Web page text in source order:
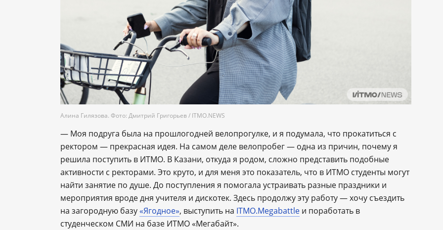
Алина Гилязова. Фото: Дмитрий Григорьев / ITMO.NEWS
— Моя подруга была на прошлогодней велопрогулке, и я подумала, что прокатиться с
ректором — прекрасная идея. На самом деле велопробег — одна из причин, почему я
решила поступить в ИТМО. В Казани, откуда я родом, сложно представить подобные
активности с ректорами. Это круто, и для меня это показатель, что в ИТМО студенты могут
найти занятие по душе. До поступления я помогала устраивать разные праздники и
мероприятия вроде дня учителя и дискотек. Здесь продолжу эту работу — хочу съездить
на загородную базу «Ягодное», выступить на ITMO.Megabattle и поработать в
студенческом СМИ на базе ИТМО «Мегабайт».